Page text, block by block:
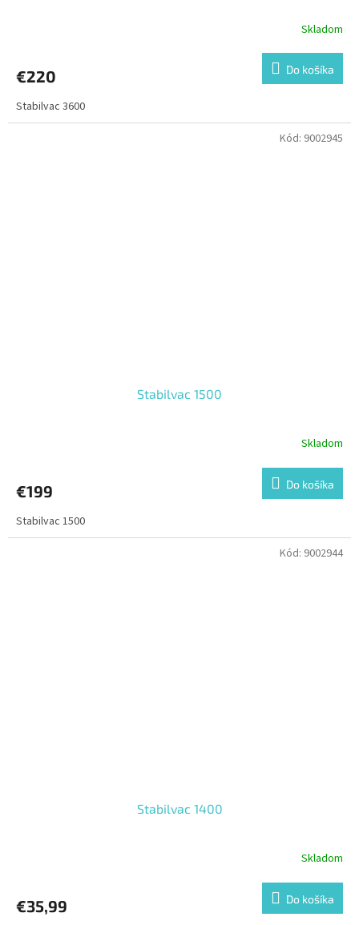
Skladom
€220 Do košíka
Stabilvac 3600
Stabilvac 1500
Skladom
€199 Do košíka
Stabilvac 1500
Kód: 9002945
Stabilvac 1400
Skladom
€35,99 Do košíka
Kód: 9002944